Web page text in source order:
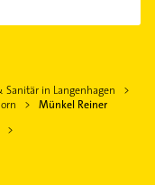
Sanitär in Langenhagen
Münkel Reiner